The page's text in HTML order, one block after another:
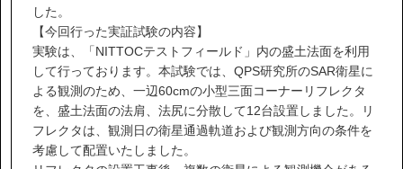
した。
【今回行った実証試験の内容】
実験は、「NITTOCテストフィールド」内の盛土法面を利用
して行っております。本試験では、QPS研究所のSAR衛星に
よる観測のため、一辺60cmの小型三面コーナーリフレクタ
を、盛土法面の法肩、法尻に分散して12台設置しました。リ
フレクタは、観測日の衛星通過軌道および観測方向の条件を
考慮して配置いたしました。